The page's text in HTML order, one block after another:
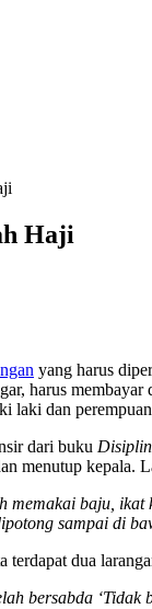
Haji
yang harus
harus membayar
laki dan
dari buku
menutup kepala.
baju, ikat
sampai di
terdapat dua
bersabda ‘Tidak